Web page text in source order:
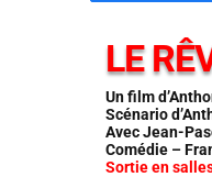
LE
Un film
Scénario
Avec Jean-
Comédie –
Sortie en